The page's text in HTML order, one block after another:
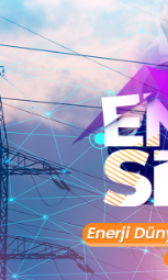
Yetenek
İşveren
Toptalent Marka ve